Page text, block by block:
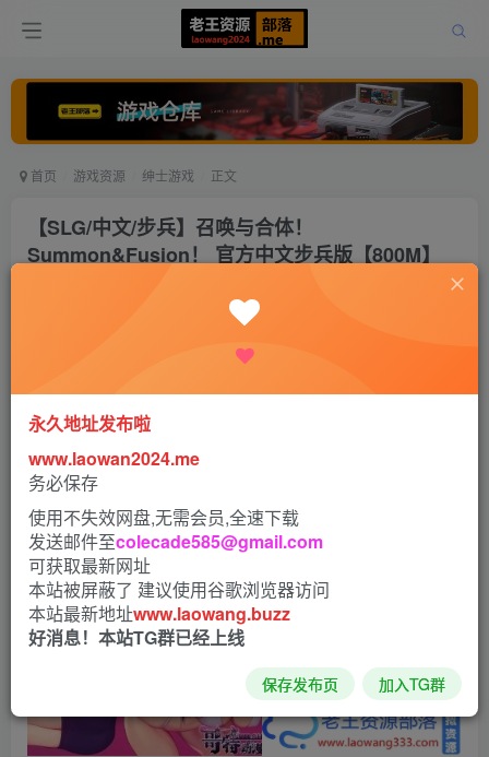
首页 游戏资源 绅士游戏 正文
【SLG/中文/步兵】召唤与合体！
Summon&Fusion！ 官方中文步兵版【800M】
【SLG/中文/步兵】召唤与合体！Summon&Fusion！ 官方中
文步兵版【800M】
永久地址发布啦
www.laowan2024.me
务必保存
使用不失效网盘,无需会员,全速下载
发送邮件至colecade585@gmail.com
可获取最新网址
本站被屏蔽了 建议使用谷歌浏览器访问
本站最新地址www.laowang.buzz
好消息！本站TG群已经上线
保存发布页 加入TG群